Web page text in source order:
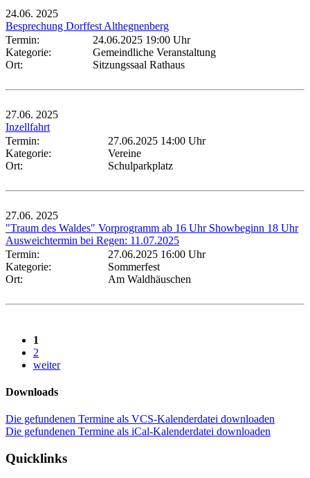
24.06. 2025
Besprechung Dorffest Althegnenberg
Termin:
24.06.2025 19:00 Uhr
Kategorie:
Gemeindliche Veranstaltung
Ort:
Sitzungssaal Rathaus
27.06. 2025
Inzellfahrt
Termin:
27.06.2025 14:00 Uhr
Kategorie:
Vereine
Ort:
Schulparkplatz
27.06. 2025
"Traum des Waldes" Vorprogramm ab 16 Uhr Showbeginn 18 Uhr
Ausweichtermin bei Regen: 11.07.2025
Termin:
27.06.2025 16:00 Uhr
Kategorie:
Sommerfest
Ort:
Am Waldhäuschen
1
2
weiter
Downloads
Die gefundenen Termine als VCS-Kalenderdatei downloaden
Die gefundenen Termine als iCal-Kalenderdatei downloaden
Quicklinks